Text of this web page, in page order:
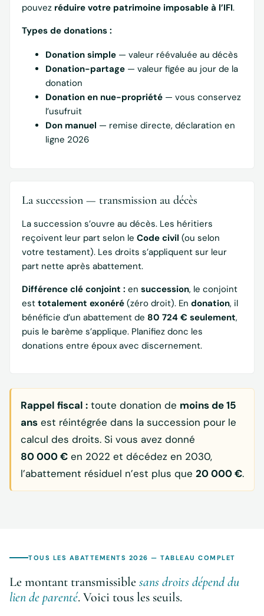
pouvez réduire votre patrimoine imposable à l’IFI.
Types de donations :
Donation simple — valeur réévaluée au décès
Donation-partage — valeur figée au jour de la
donation
Donation en nue-propriété — vous conservez
l’usufruit
Don manuel — remise directe, déclaration en
ligne 2026
La succession — transmission au décès
La succession s’ouvre au décès. Les héritiers
reçoivent leur part selon le Code civil (ou selon
votre testament). Les droits s’appliquent sur leur
part nette après abattement.
Différence clé conjoint : en succession, le conjoint
est totalement exonéré (zéro droit). En donation, il
bénéficie d’un abattement de 80 724 € seulement,
puis le barème s’applique. Planifiez donc les
donations entre époux avec discernement.
Rappel fiscal : toute donation de moins de 15
ans est réintégrée dans la succession pour le
calcul des droits. Si vous avez donné
80 000 € en 2022 et décédez en 2030,
l’abattement résiduel n’est plus que 20 000 €.
TOUS LES ABATTEMENTS 2026 — TABLEAU COMPLET
Le montant transmissiblesans droits dépend du
lien de parenté. Voici tous les seuils.